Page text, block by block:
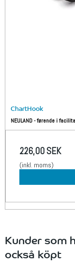
ChartHook
NEULAND - førende i
226,00 SEK
(inkl. moms)
Kunder som
också köpt